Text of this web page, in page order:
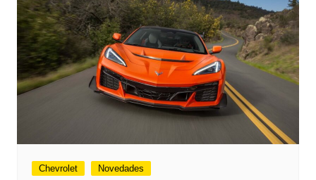
Chevrolet Novedades